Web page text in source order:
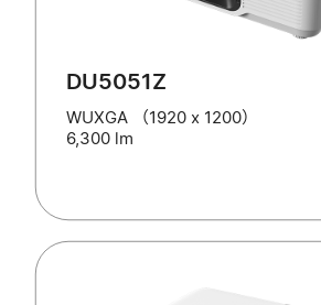
DU5051Z
WUXGA （1920 x 1200）
6,300 lm